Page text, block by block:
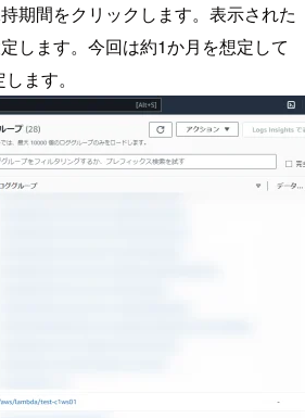
期間をクリックします。表示された
します。今回は約1か月を想定して
ます。